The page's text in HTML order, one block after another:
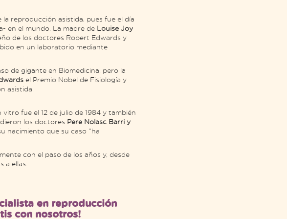
la reproducción asistida, pues fue el día
en el mundo. La madre de Louise Joy
de los doctores Robert Edwards y
en un laboratorio mediante
de gigante en Biomedicina, pero la
el Premio Nobel de Fisiología y
asistida.
fue el 12 de julio de 1984 y también
los doctores Pere Nolasc Barri y
nacimiento que su caso “ha
con el paso de los años y, desde
a ellas.
en reproducción
con nosotros!